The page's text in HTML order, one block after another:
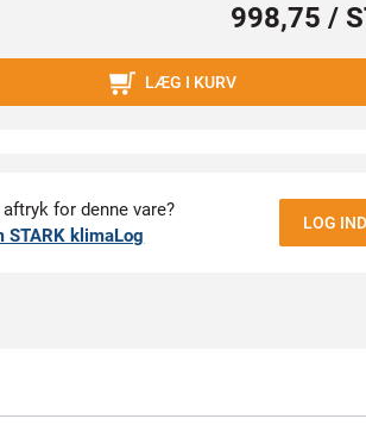
998,75 /
LÆG I KURV
aftryk for denne vare?
STARK klimaLog
LOG IND